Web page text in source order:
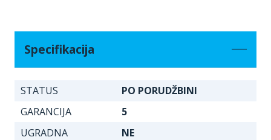
Specifikacija
STATUS
PO PORUDŽBINI
GARANCIJA
5
UGRADNA
NE